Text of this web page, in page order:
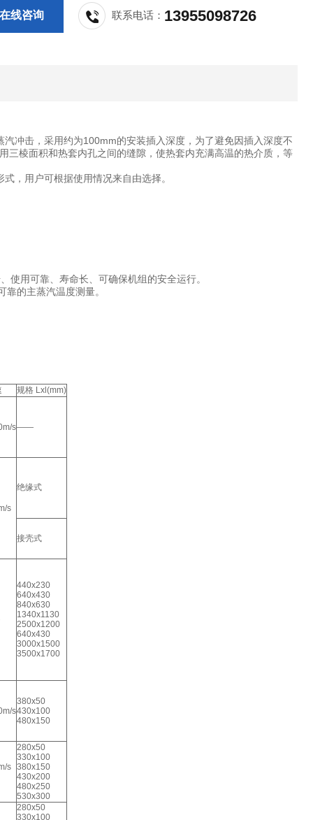
在线咨询 联系电话： 13955098726
冲击，采用约为100mm的安装插入深度，为了避免因插入深度不
三棱面积和热套内孔之间的缝隙，使热套内充满高温的热介质，等
，用户可根据使用情况来自由选择。
使用可靠、寿命长、可确保机组的安全运行。
的主蒸汽温度测量。
规格 Lxl(mm)
s——
s
绝缘式
接壳式
440x230
640x430
840x630
1340x1130
2500x1200
640x430
3000x1500
3500x1700
s
380x50
430x100
480x150
s
280x50
330x100
380x150
430x200
480x250
530x300
280x50
330x100